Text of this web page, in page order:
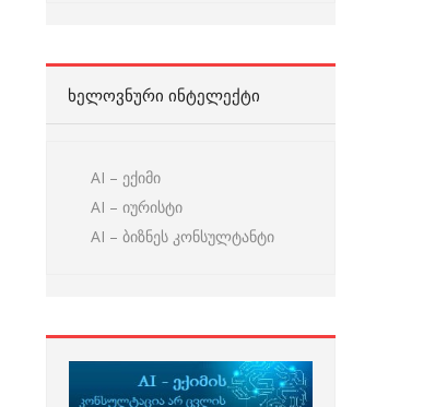
ᲮᲔᲚᲝᲕᲜᲣᲠᲘ ᲘᲜᲢᲔᲚᲔᲥᲢᲘ
AI – ექიმი
AI – იურისტი
AI – ბიზნეს კონსულტანტი